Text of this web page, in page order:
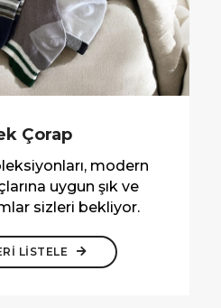
Çorap
modern
uygun şık ve
sizleri bekliyor.
LİSTELE